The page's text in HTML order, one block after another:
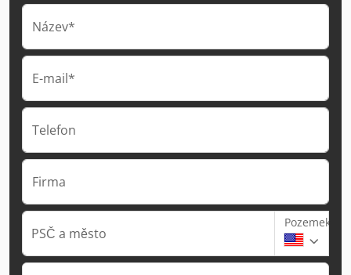
Název*
E-mail*
Telefon
Firma
PSČ a město
Pozemek